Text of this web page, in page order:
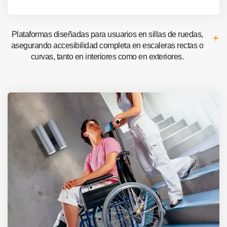
Plataformas diseñadas para usuarios en sillas de ruedas,
asegurando accesibilidad completa en escaleras rectas o
curvas, tanto en interiores como en exteriores.